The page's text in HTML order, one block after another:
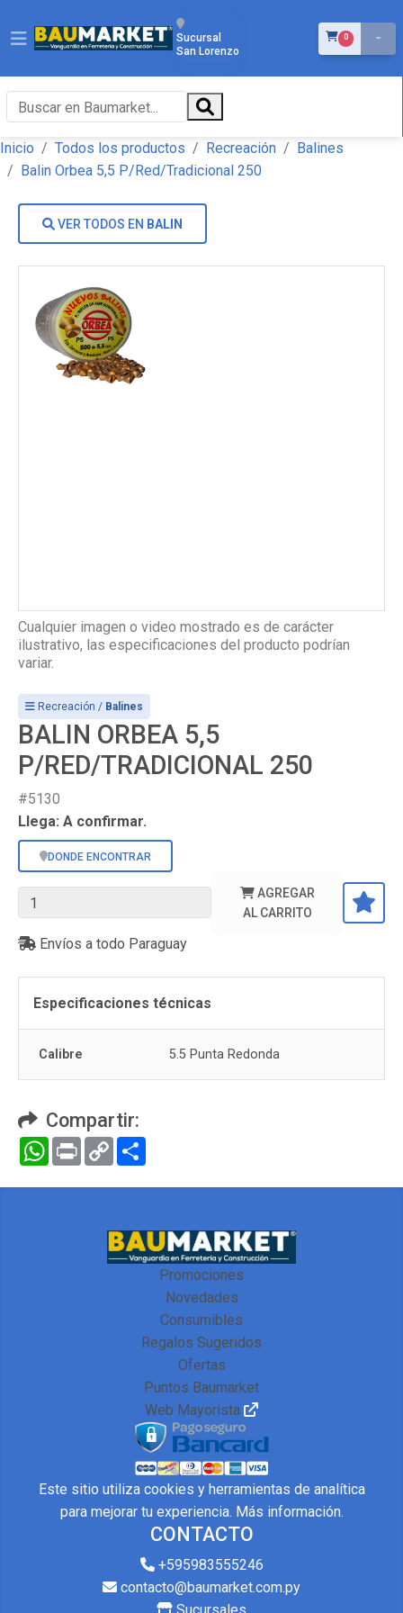
Sucursal
San Lorenzo
0ÍTEMS EN EL
Inicio Todos los productos Recreación
Balines
Balin Orbea 5,5 P/Red/Tradicional 250
VER TODOS EN BALIN
Cualquier imagen o video mostrado es de carácter
ilustrativo, las especificaciones del producto podrían
variar.
Recreación / Balines
BALIN ORBEA 5,5
P/RED/TRADICIONAL 250
#5130
Llega: A confirmar.
DONDE ENCONTRAR
AGREGAR
AL CARRITO
Envíos a todo Paraguay
Especificaciones técnicas
Calibre 5.5 Punta Redonda
Compartir:
WhatsApp
Print Copy
Link
Promociones
Novedades
Consumibles
Regalos Sugeridos
Ofertas
Puntos Baumarket
Web Mayorista
CONTACTO
+595983555246
contacto@baumarket.com.py
Este sitio utiliza cookies y herramientas de analítica
para mejorar tu experiencia. Más información.